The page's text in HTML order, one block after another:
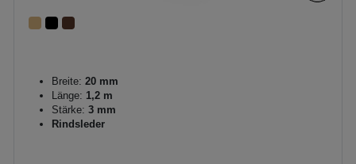
Breite: 20 mm
Länge: 1,2 m
Stärke: 3 mm
Rindsleder